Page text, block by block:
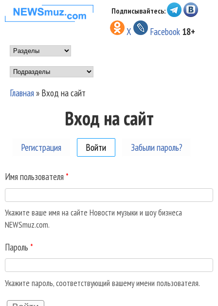
Перейти к основному
содержанию
НОВОСТИ
МУЗЫКИ И
ШОУ БИЗНЕСА
NEWSMUZ.COM
Подписывайтесь:
X Facebook 18+
Main menu
Подразделы
Вы здесь
Главная» Вход на сайт
Вход на сайт
Регистрация Войти (активная вкладка)
Забыли пароль?
Имя пользователя *
Укажите ваше имя на сайте Новости музыки и шоу бизнеса
NEWSmuz.com.
Пароль *
Укажите пароль, соответствующий вашему имени пользователя.